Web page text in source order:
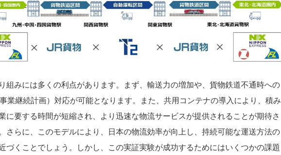
組みには多くの利点があります。まず、輸送力の増加や、貨物鉄道不通時への
業継続計画）対応が可能となります。また、共用コンテナの導入により、積み
に要する時間が短縮され、より迅速な物流サービスが提供されることが期待さ
さらに、このモデルにより、日本の物流効率が向上し、持続可能な運送方法の
づくことでしょう。しかし、この実証実験が成功するためにはいくつかの課題